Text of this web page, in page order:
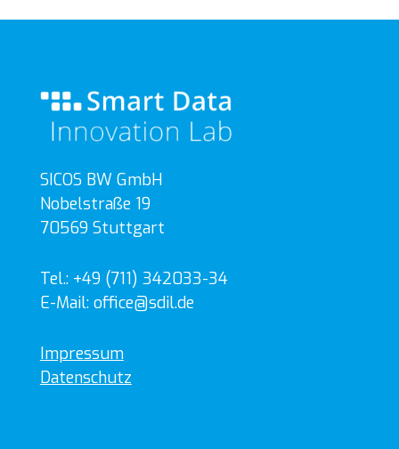
SICOS BW GmbH
Nobelstraße 19
70569 Stuttgart
Tel.: +49 (711) 342033-34
E-Mail: office@sdil.de
Impressum
Datenschutz